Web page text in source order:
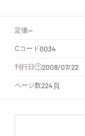
定価--
Cコード0034
刊行日
2008/07/22
ページ数224頁